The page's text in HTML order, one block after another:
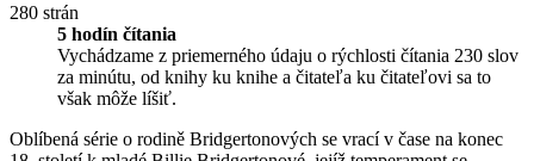
280 strán
5 hodín čítania
Vychádzame z priemerného údaju o rýchlosti čítania 230 slov
za minútu, od knihy ku knihe a čitateľa ku čitateľovi sa to
však môže líšiť.
Oblíbená série o rodině Bridgertonových se vrací v čase na konec